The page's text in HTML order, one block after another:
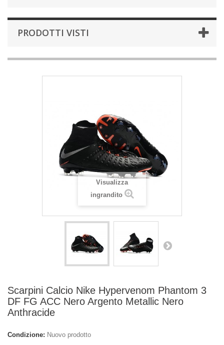
PRODOTTI VISTI
Visualizza
ingrandito
Scarpini Calcio Nike Hypervenom Phantom 3
DF FG ACC Nero Argento Metallic Nero
Anthracide
Condizione: Nuovo prodotto